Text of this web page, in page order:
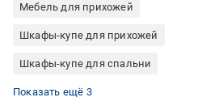
Мебель для прихожей
Шкафы-купе для прихожей
Шкафы-купе для спальни
Шкафы-купе для гостиной
Шкафы-купе с фасадом ДСП
Шкафы-купе из ДСП
Показать ещё 3